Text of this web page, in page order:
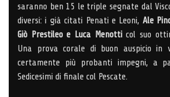
saranno ben 15 le triple segnate dal
diversi: i già citati Penati e Leoni, Ale
Giò Prestileo e Luca Menotticol suo
Una prova corale di buon auspicio in
certamente più probanti impegni, a
Sedicesimi di finale col Pescate.